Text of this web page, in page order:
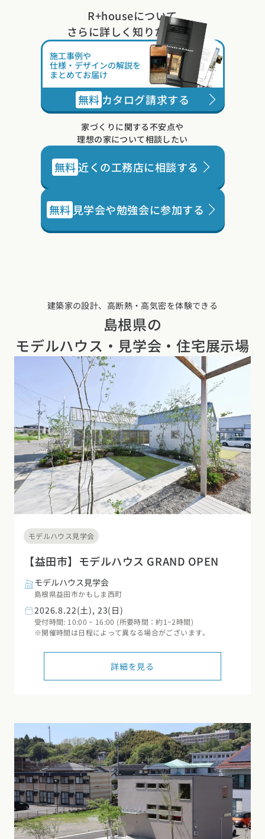
R+houseについて
さらに詳しく知りたい方は
施工事例や
仕様・デザインの解説を
まとめてお届け
無料 カタログ請求する
家づくりに関する不安点や
理想の家について相談したい
無料近くの工務店に相談する
無料 見学会や勉強会に参加する
建築家の設計、高断熱・高気密を体験できる
島根県の
モデルハウス・見学会・住宅展示場
モデルハウス見学会
【益田市】モデルハウス GRAND OPEN
モデルハウス見学会
島根県益田市かもしま西町
2026.8.22(土), 23(日)
受付時間: 10:00 ~ 16:00 (所要時間：約1~2時間)
※開催時間は日程によって異なる場合がございます。
詳細を見る